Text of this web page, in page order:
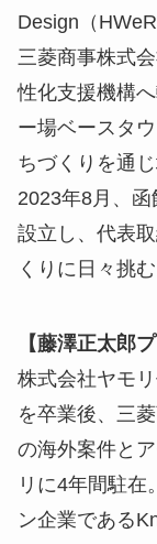
Design（
三菱商事株式
性化支援機構
ー場ベースタ
ちづくりを通
2023年8月、
設立し、代表
くりに日々挑む
【藤澤正太郎
株式会社ヤモ
を卒業後、三
の海外案件と
リに4年間駐在
ン企業である